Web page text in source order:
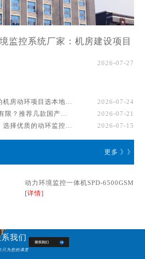
监控系统厂家：机房建设项目
2026-07-27
掌握三点核心，广东的机房动环项目选本地厂家事半功倍！
2026-07-24
2026年机房项目预算有限？推荐几款国产动环监控系统品牌
2026-07-21
以广东地区为切入点，选择优质的动环监控系统厂家
2026-07-15
更多 》》
动力环境监控一体机SPD-6500GSM
[详情]
我们
只为您的满意